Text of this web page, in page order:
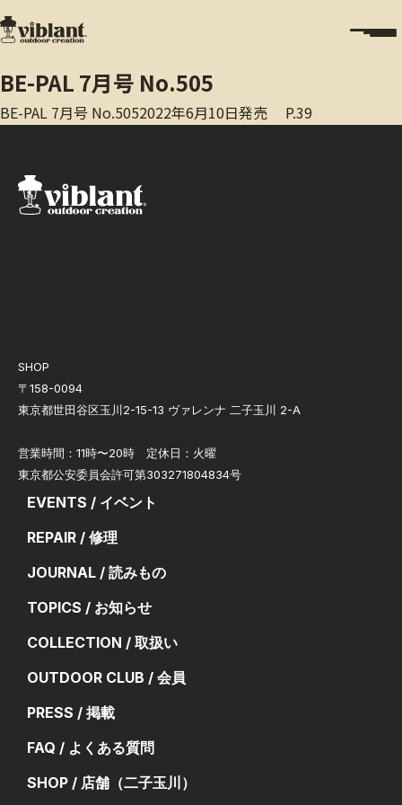
BE-PAL 7月号 No.505
BE-PAL 7月号 No.5052022年6月10日発売 P.39
SHOP
〒158-0094
東京都世田谷区玉川2-15-13 ヴァレンナ 二子玉川 2-A
営業時間：11時〜20時 定休日：火曜
東京都公安委員会許可第303271804834号
EVENTS / イベント
REPAIR / 修理
JOURNAL / 読みもの
TOPICS / お知らせ
COLLECTION / 取扱い
OUTDOOR CLUB / 会員
PRESS / 掲載
FAQ / よくある質問
SHOP / 店舗（二子玉川）